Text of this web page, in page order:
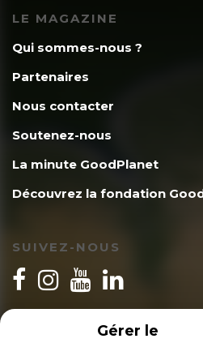
Gérer le
LE MAGAZINE
Qui sommes-nous ?
Partenaires
Nous contacter
Soutenez-nous
La minute GoodPlanet
Découvrez la fondation
SUIVEZ-NOUS
INSCRIPTION